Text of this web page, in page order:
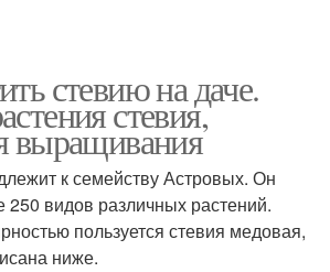
стевию на даче.
стевия,
выращивания
к семейству Астровых. Он
250 видов различных растений.
пользуется стевия медовая,
ниже.